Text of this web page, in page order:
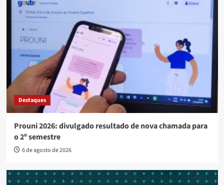
Destaques
Prouni 2026: divulgado resultado de nova chamada para
o 2º semestre
6 de agosto de 2026